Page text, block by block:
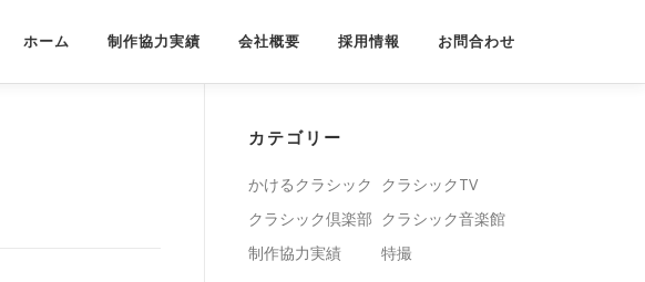
ホーム 制作協力実績 会社概要 採用情報 お問合わせ
カテゴリー
かけるクラシック クラシックTV
クラシック倶楽部 クラシック音楽館
制作協力実績
特撮